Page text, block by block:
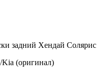
задний Хендай Солярис
(оригинал)